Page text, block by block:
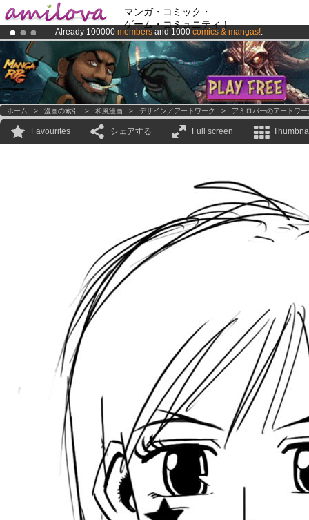
マンガ・コミック・
ゲーム・コミュニティ！
Already 100000 members and 1000 comics & mangas!.
Premium membership from3.95 eurosper month !Get membership
AmilovaKickstarter is now LIVE!.
ホーム > 漫画の索引 > 和風漫画 > デザイン／アートワーク > アミロバーのアートワー
Favourites シェアする Full screen